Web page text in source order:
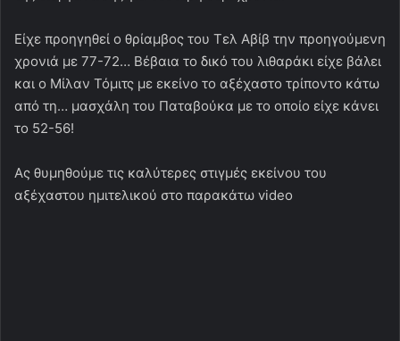
Είχε προηγηθεί ο θρίαμβος του Τελ Αβίβ την προηγούμενη
χρονιά με 77-72… Βέβαια το δικό του λιθαράκι είχε βάλει
και ο Μίλαν Τόμιτς με εκείνο το αξέχαστο τρίποντο κάτω
από τη… μασχάλη του Παταβούκα με το οποίο είχε κάνει
το 52-56!
Ας θυμηθούμε τις καλύτερες στιγμές εκείνου του
αξέχαστου ημιτελικού στο παρακάτω video